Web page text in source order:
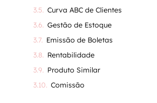
Curva ABC de Clientes
Gestão de Estoque
Emissão de Boletas
Rentabilidade
Produto Similar
Comissão